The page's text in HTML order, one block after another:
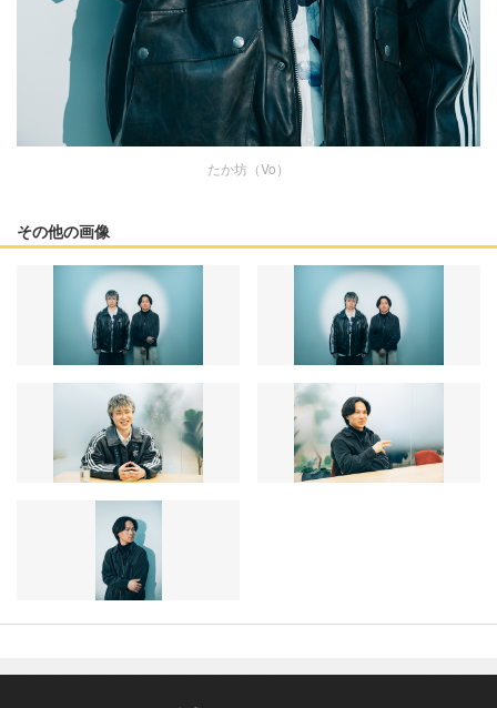
たか坊（Vo）
その他の画像